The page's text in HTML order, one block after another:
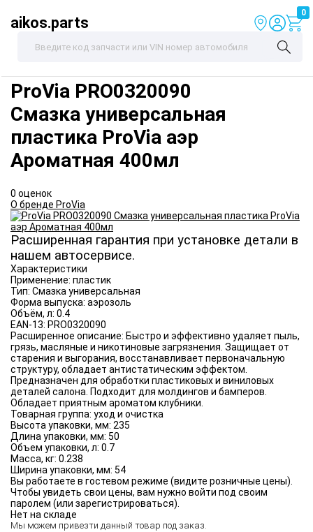
aikos.parts
0
ProVia PRO0320090
Смазка универсальная
пластика ProVia аэр
Ароматная 400мл
0 оценок
О бренде ProVia
Расширенная гарантия при установке детали в
нашем автосервисе.
Характеристики
Применение: пластик
Тип: Смазка универсальная
Форма выпуска: аэрозоль
Объём, л: 0.4
EAN-13: PRO0320090
Расширенное описание: Быстро и эффективно удаляет пыль,
грязь, масляные и никотиновые загрязнения. Защищает от
старения и выгорания, восстанавливает первоначальную
структуру, обладает антистатическим эффектом.
Предназначен для обработки пластиковых и виниловых
деталей салона. Подходит для молдингов и бамперов.
Обладает приятным ароматом клубники.
Товарная группа: уход и очистка
Высота упаковки, мм: 235
Длина упаковки, мм: 50
Объем упаковки, л: 0.7
Масса, кг: 0.238
Ширина упаковки, мм: 54
Вы работаете в гостевом режиме (видите розничные цены).
Чтобы увидеть свои цены, вам нужно войти под своим
паролем (или зарегистрироваться).
Нет на складе
Мы можем привезти данный товар под заказ.